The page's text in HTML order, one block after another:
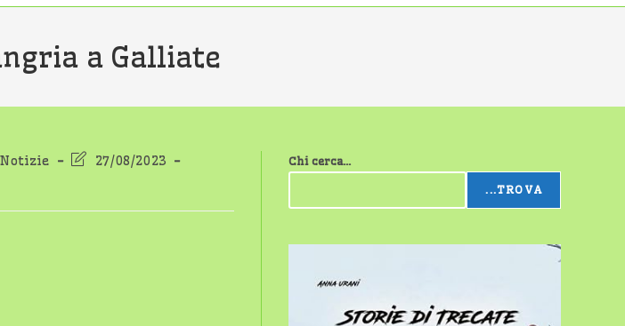
ricerca
sul
a Galliate
Notizie
Ultima27/08/2023
Chi cerca...
...TROVA